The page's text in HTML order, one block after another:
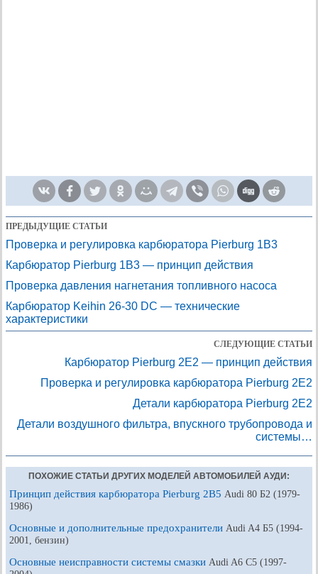
ПРЕДЫДУЩИЕ СТАТЬИ
Проверка и регулировка карбюратора Pierburg 1B3
Карбюратор Pierburg 1B3 — принцип действия
Проверка давления нагнетания топливного насоса
Карбюратор Keihin 26-30 DC — технические
характеристики
СЛЕДУЮЩИЕ СТАТЬИ
Карбюратор Pierburg 2E2 — принцип действия
Проверка и регулировка карбюратора Pierburg 2E2
Детали карбюратора Pierburg 2E2
Детали воздушного фильтра, впускного трубопровода и
системы…
ПОХОЖИЕ СТАТЬИ ДРУГИХ МОДЕЛЕЙ АВТОМОБИЛЕЙ АУДИ:
Принцип действия карбюратора Pierburg 2В5 Audi 80 Б2 (1979-
1986)
Основные и дополнительные предохранители Audi A4 Б5 (1994-
2001, бензин)
Основные неисправности системы смазки Audi A6 С5 (1997-